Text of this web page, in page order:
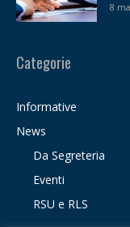
8
Categorie
Informative
News
Da Segreteria
Eventi
RSU e RLS